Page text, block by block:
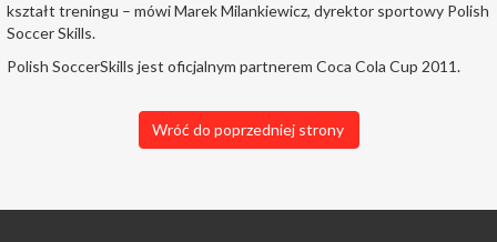
kształt treningu – mówi Marek Milankiewicz, dyrektor sportowy Polish
Soccer Skills.
Polish SoccerSkills jest oficjalnym partnerem Coca Cola Cup 2011.
Wróć do poprzedniej strony